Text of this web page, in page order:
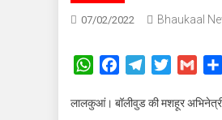
07/02/2022 Bhaukaal
WhatsAppFacebookTelegramTwitterGmail
लालकुआं। बॉलीवुड की मशहूर अभिनेत्री